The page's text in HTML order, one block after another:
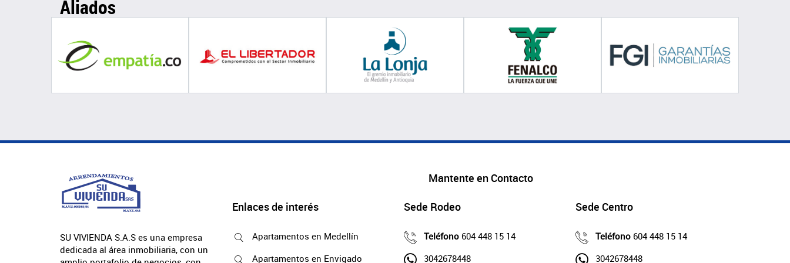
Aliados
SU VIVIENDA S.A.S es una empresa
dedicada al área inmobiliaria, con un
Mantente en Contacto
Enlaces de interés
Apartamentos en Medellín
Apartamentos en Envigado
Sede Rodeo
Teléfono604 448 15 14
3042678448
Sede Centro
Teléfono 604 448 15 14
3042678448